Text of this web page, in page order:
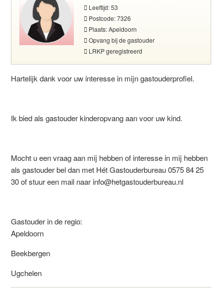
Leeftijd: 53
Postcode: 7326
Plaats: Apeldoorn
Opvang bij de gastouder
LRKP geregistreerd
Hartelijk dank voor uw interesse in mijn gastouderprofiel.
Ik bied als gastouder kinderopvang aan voor uw kind.
Mocht u een vraag aan mij hebben of interesse in mij hebben
als gastouder bel dan met Hét Gastouderbureau 0575 84 25
30 of stuur een mail naar info@hetgastouderbureau.nl
Gastouder in de regio:
Apeldoorn
Beekbergen
Ugchelen